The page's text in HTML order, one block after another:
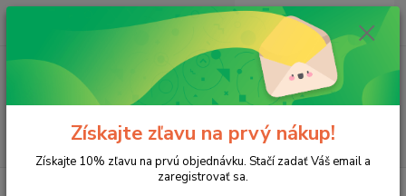
Menu
(Po-Pia, 8-17 hod.)
ks
za0 €
Hmoždinka 8 rozvieracia
Získajte zľavu na prvý nákup!
Získajte 10% zľavu na prvú objednávku. Stačí zadať Váš email a
zaregistrovať sa.